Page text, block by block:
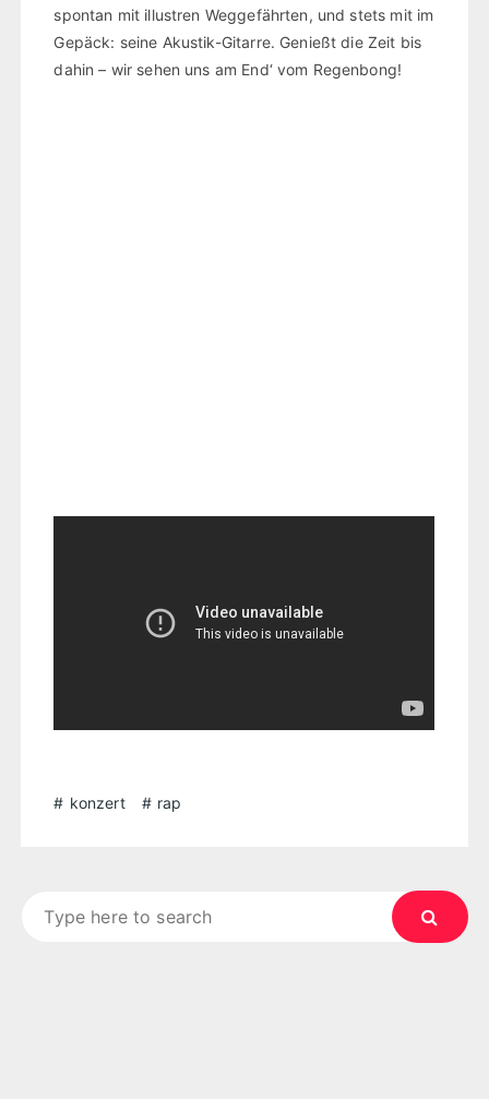
spontan mit illustren Weggefährten, und stets mit im
Gepäck: seine Akustik-Gitarre. Genießt die Zeit bis
dahin – wir sehen uns am End‘ vom Regenbong!
konzert rap